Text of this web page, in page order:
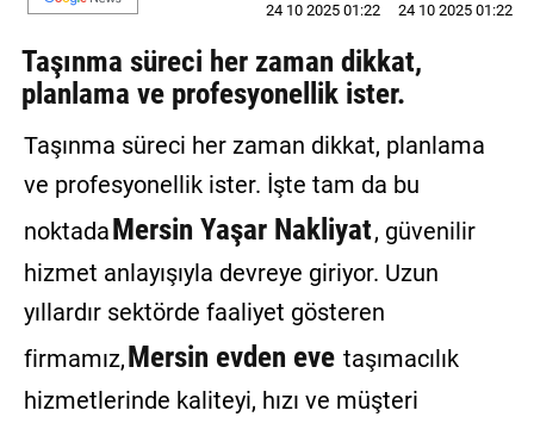
EĞİTİM
VİDEO
YAZARLAR
BİZE
ULAŞIN
Künye
İletişim
24 10 2025 01:22
24 10 2025 01:22
Taşınma süreci her zaman dikkat,
planlama ve profesyonellik ister.
Taşınma süreci her zaman dikkat, planlama
ve profesyonellik ister. İşte tam da bu
noktadaMersin Yaşar Nakliyat, güvenilir
hizmet anlayışıyla devreye giriyor. Uzun
yıllardır sektörde faaliyet gösteren
firmamız,Mersin evden eve taşımacılık
hizmetlerinde kaliteyi, hızı ve müşteri